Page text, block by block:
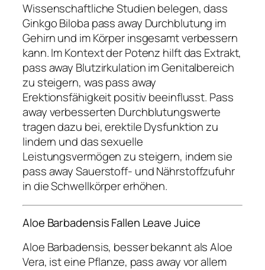
Wissenschaftliche Studien belegen, dass
Ginkgo Biloba pass away Durchblutung im
Gehirn und im Körper insgesamt verbessern
kann. Im Kontext der Potenz hilft das Extrakt,
pass away Blutzirkulation im Genitalbereich
zu steigern, was pass away
Erektionsfähigkeit positiv beeinflusst. Pass
away verbesserten Durchblutungswerte
tragen dazu bei, erektile Dysfunktion zu
lindern und das sexuelle
Leistungsvermögen zu steigern, indem sie
pass away Sauerstoff- und Nährstoffzufuhr
in die Schwellkörper erhöhen.
Aloe Barbadensis Fallen Leave Juice
Aloe Barbadensis, besser bekannt als Aloe
Vera, ist eine Pflanze, pass away vor allem